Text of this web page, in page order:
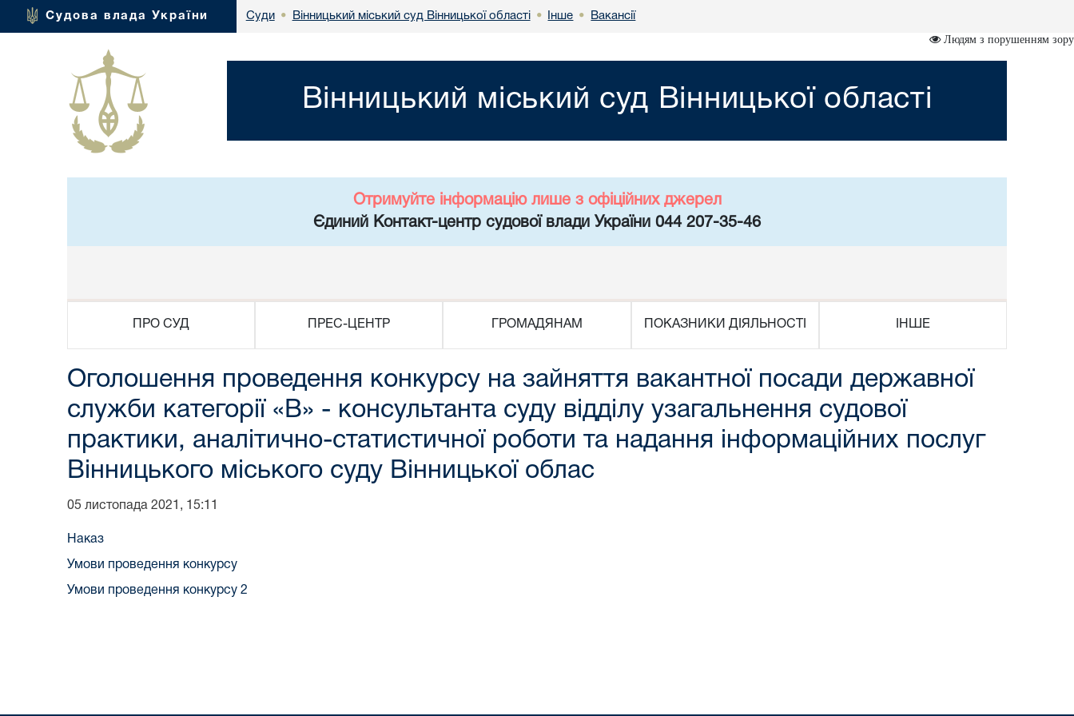
Судова влада України Суди • Вінницький міський суд Вінницької області • Інше • Вакансії
Людям з порушенням зору
Вінницький міський суд Вінницької області
Отримуйте інформацію лише з офіційних джерел
Єдиний Контакт-центр судової влади України 044 207-35-46
ПРО СУД ПРЕС-ЦЕНТР ГРОМАДЯНАМ ПОКАЗНИКИ ДІЯЛЬНОСТІ ІНШЕ
Оголошення проведення конкурсу на зайняття вакантної посади державної
служби категорії «В» - консультанта суду відділу узагальнення судової
практики, аналітично-статистичної роботи та надання інформаційних послуг
Вінницького міського суду Вінницької облас
05 листопада 2021, 15:11
Наказ
Умови проведення конкурсу
Умови проведення конкурсу 2